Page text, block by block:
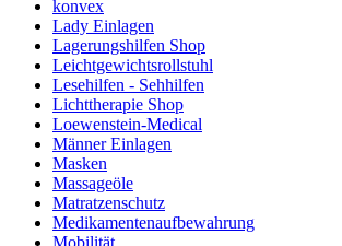
konvex
Lady Einlagen
Lagerungshilfen Shop
Leichtgewichtsrollstuhl
Lesehilfen - Sehhilfen
Lichttherapie Shop
Loewenstein-Medical
Männer Einlagen
Masken
Massageöle
Matratzenschutz
Medikamentenaufbewahrung
Mobilität